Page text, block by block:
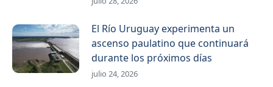
El Río Uruguay experimenta un
ascenso paulatino que continuará
durante los próximos días
julio 24, 2026